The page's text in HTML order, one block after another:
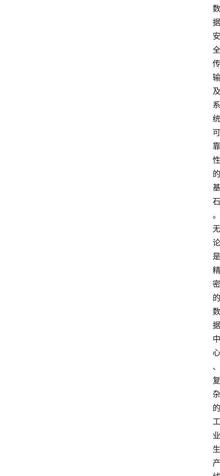
数
据
安
全
传
输
及
系
统
可
靠
性
的
基
石
。
无
论
是
精
密
的
数
据
中
心
、
复
杂
的
工
业
生
产